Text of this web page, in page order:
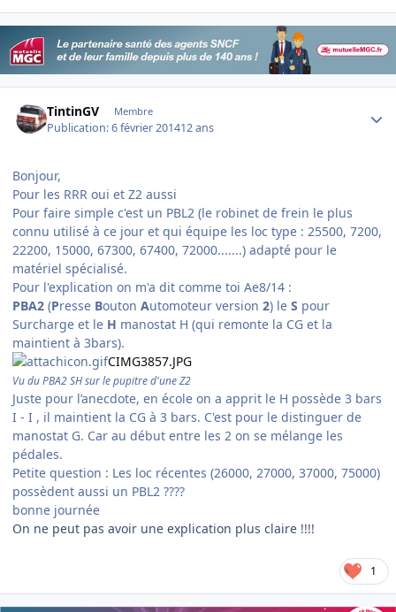
TintinGV Membre
Publication:6 février 201412 ans
Bonjour,
Pour les RRR oui et Z2 aussi
Pour faire simple c'est un PBL2 (le robinet de frein le plus
connu utilisé à ce jour et qui équipe les loc type : 25500, 7200,
22200, 15000, 67300, 67400, 72000.......) adapté pour le
matériel spécialisé.
Pour l'explication on m'a dit comme toi Ae8/14 :
PBA2 (Presse Bouton Automoteur version 2) le S pour
Surcharge et le H manostat H (qui remonte la CG et la
maintient à 3bars).
CIMG3857.JPG
Vu du PBA2 SH sur le pupitre d'une Z2
Juste pour l’anecdote, en école on a apprit le H possède 3 bars
I - I , il maintient la CG à 3 bars. C'est pour le distinguer de
manostat G. Car au début entre les 2 on se mélange les
pédales.
Petite question : Les loc récentes (26000, 27000, 37000, 75000)
possèdent aussi un PBL2 ????
bonne journée
On ne peut pas avoir une explication plus claire !!!!
1